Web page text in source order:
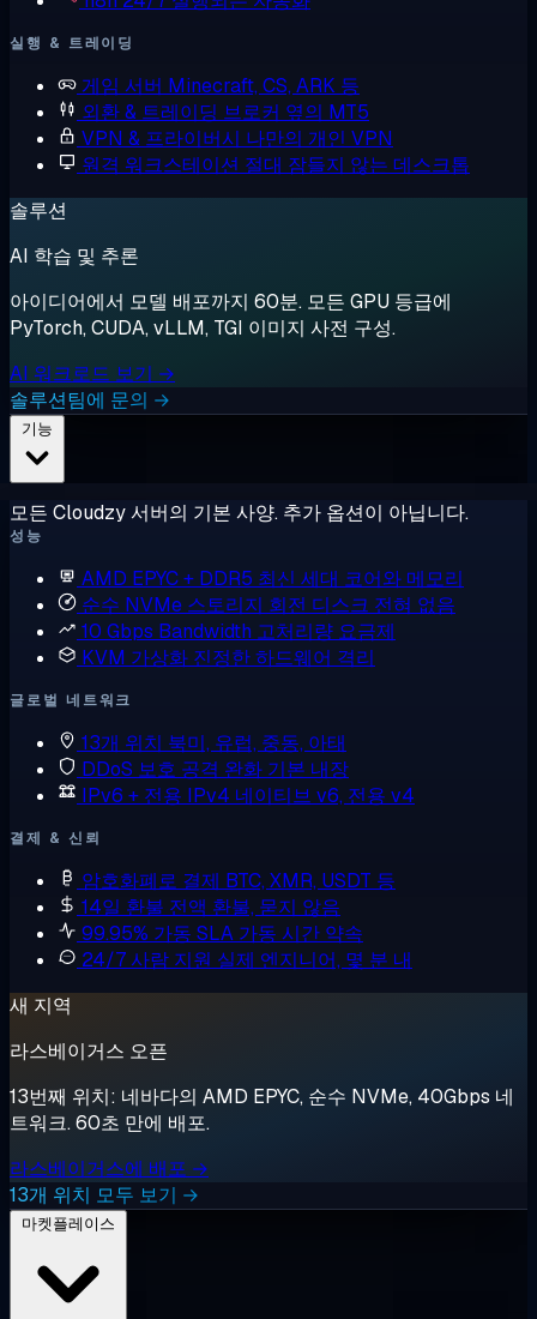
실행 & 트레이딩
게임 서버 Minecraft, CS, ARK 등
외환 & 트레이딩 브로커 옆의 MT5
VPN & 프라이버시 나만의 개인 VPN
원격 워크스테이션 절대 잠들지 않는 데스크톱
솔루션
AI 학습 및 추론
아이디어에서 모델 배포까지 60분. 모든 GPU 등급에
PyTorch, CUDA, vLLM, TGI 이미지 사전 구성.
AI 워크로드 보기 →
솔루션팀에 문의 →
모든 Cloudzy 서버의 기본 사양. 추가 옵션이 아닙니다.
성능
AMD EPYC + DDR5 최신 세대 코어와 메모리
순수 NVMe 스토리지 회전 디스크 전혀 없음
10 Gbps Bandwidth 고처리량 요금제
KVM 가상화 진정한 하드웨어 격리
글로벌 네트워크
13개 위치 북미, 유럽, 중동, 아태
DDoS 보호 공격 완화 기본 내장
IPv6 + 전용 IPv4 네이티브 v6, 전용 v4
결제 & 신뢰
암호화폐로 결제 BTC, XMR, USDT 등
14일 환불 전액 환불, 묻지 않음
99.95% 가동 SLA 가동 시간 약속
24/7 사람 지원 실제 엔지니어, 몇 분 내
새 지역
라스베이거스 오픈
13번째 위치: 네바다의 AMD EPYC, 순수 NVMe, 40Gbps 네
트워크. 60초 만에 배포.
라스베이거스에 배포 →
13개 위치 모두 보기 →